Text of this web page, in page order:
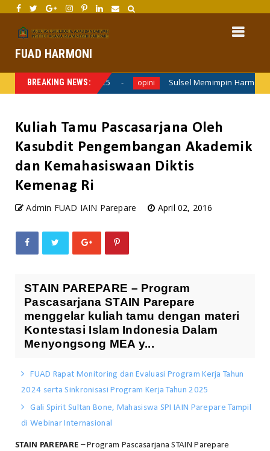
FUAD HARMONI
BREAKING NEWS:
PTKIN 2025 opini Sulsel Memimpin Harmoni:
Kuliah Tamu Pascasarjana Oleh
Kasubdit Pengembangan Akademik
dan Kemahasiswaan Diktis
Kemenag Ri
Admin FUAD IAIN Parepare April 02, 2016
STAIN PAREPARE – Program
Pascasarjana STAIN Parepare
menggelar kuliah tamu dengan materi
Kontestasi Islam Indonesia Dalam
Menyongsong MEA y...
FUAD Rapat Monitoring dan Evaluasi Program Kerja Tahun
2024 serta Sinkronisasi Program Kerja Tahun 2025
Gali Spirit Sultan Bone, Mahasiswa SPI IAIN Parepare Tampil
di Webinar Internasional
STAIN PAREPARE – Program Pascasarjana STAIN Parepare